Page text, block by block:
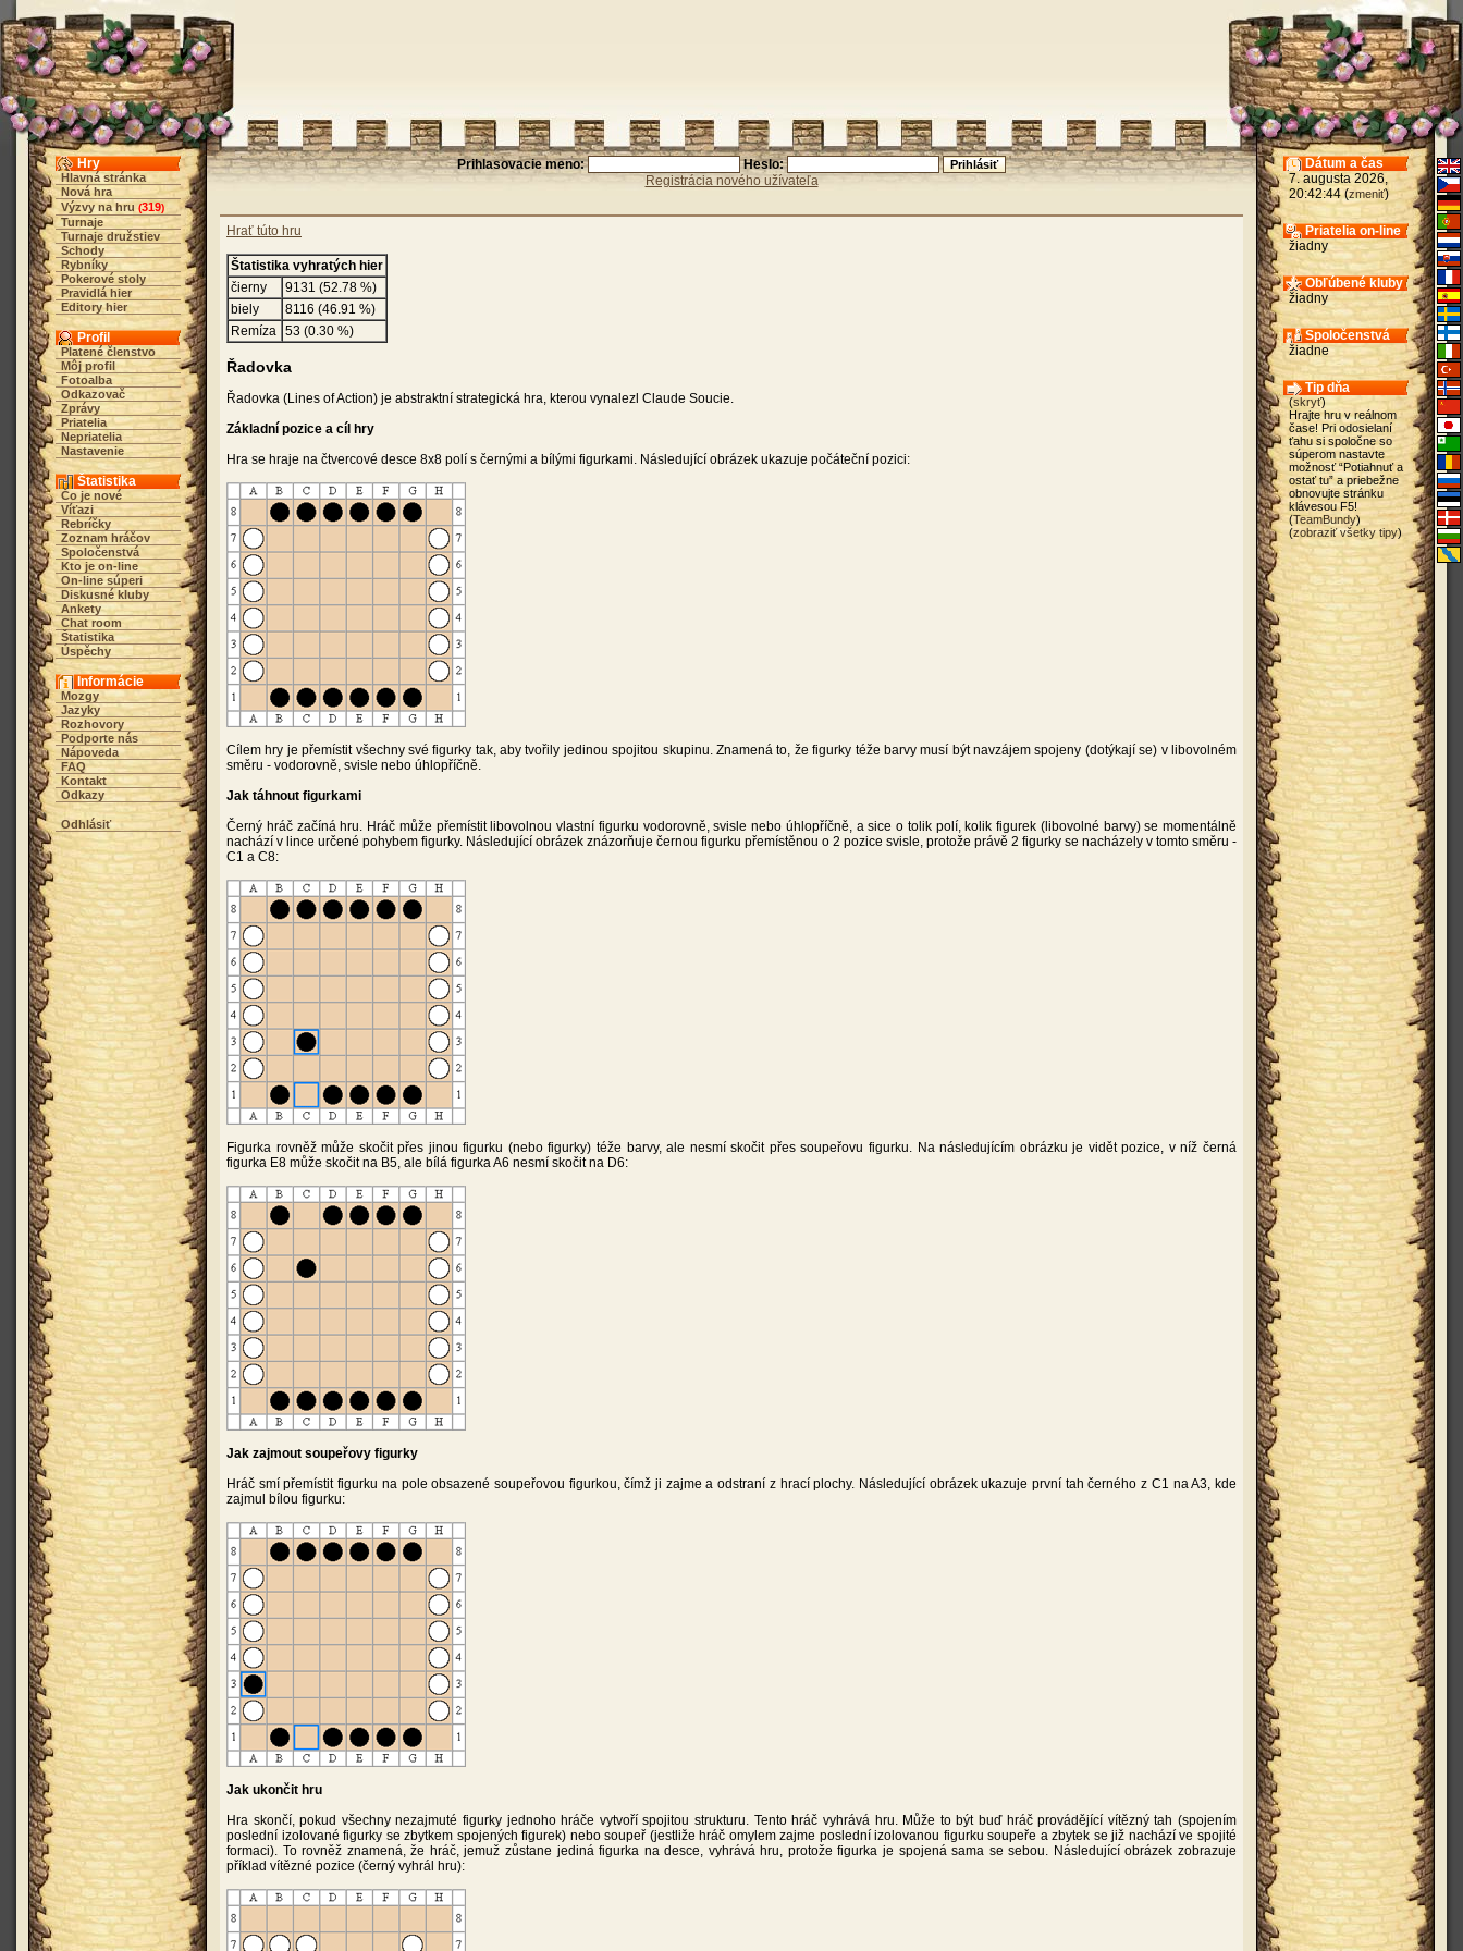
Hry
Hlavná stránka
Nová hra
Výzvy na hru (319)
Turnaje
Turnaje družstiev
Schody
Rybníky
Pokerové stoly
Pravidlá hier
Editory hier
Profil
Platené členstvo
Môj profil
Fotoalba
Odkazovač
Zprávy
Priatelia
Nepriatelia
Nastavenie
Štatistika
Čo je nové
Víťazi
Rebríčky
Zoznam hráčov
Spoločenstvá
Kto je on-line
On-line súperi
Diskusné kluby
Ankety
Chat room
Štatistika
Úspěchy
Informácie
Mozgy
Jazyky
Rozhovory
Podporte nás
Nápoveda
FAQ
Kontakt
Odkazy
Odhlásiť
Prihlasovacie meno:
Heslo:
Registrácia nového užívateľa
Hrať túto hru
Štatistika vyhratých hier
čierny
9131 (52.78 %)
biely
8116 (46.91 %)
Remíza 53 (0.30 %)
Řadovka
Řadovka (Lines of Action) je abstraktní strategická hra, kterou vynalezl Claude Soucie.
Základní pozice a cíl hry
Hra se hraje na čtvercové desce 8x8 polí s černými a bílými figurkami. Následující obrázek ukazuje počáteční pozici:
Cílem hry je přemístit všechny své figurky tak, aby tvořily jedinou spojitou skupinu. Znamená to, že figurky téže barvy musí být navzájem spojeny (dotýkají se) v libovolném
směru - vodorovně, svisle nebo úhlopříčně.
Jak táhnout figurkami
Černý hráč začíná hru. Hráč může přemístit libovolnou vlastní figurku vodorovně, svisle nebo úhlopříčně, a sice o tolik polí, kolik figurek (libovolné barvy) se momentálně
nachází v lince určené pohybem figurky. Následující obrázek znázorňuje černou figurku přemístěnou o 2 pozice svisle, protože právě 2 figurky se nacházely v tomto směru -
C1 a C8:
Figurka rovněž může skočit přes jinou figurku (nebo figurky) téže barvy, ale nesmí skočit přes soupeřovu figurku. Na následujícím obrázku je vidět pozice, v níž černá
figurka E8 může skočit na B5, ale bílá figurka A6 nesmí skočit na D6:
Jak zajmout soupeřovy figurky
Hráč smí přemístit figurku na pole obsazené soupeřovou figurkou, čímž ji zajme a odstraní z hrací plochy. Následující obrázek ukazuje první tah černého z C1 na A3, kde
zajmul bílou figurku:
Jak ukončit hru
Hra skončí, pokud všechny nezajmuté figurky jednoho hráče vytvoří spojitou strukturu. Tento hráč vyhrává hru. Může to být buď hráč provádějící vítězný tah (spojením
poslední izolované figurky se zbytkem spojených figurek) nebo soupeř (jestliže hráč omylem zajme poslední izolovanou figurku soupeře a zbytek se již nachází ve spojité
formaci). To rovněž znamená, že hráč, jemuž zůstane jediná figurka na desce, vyhrává hru, protože figurka je spojená sama se sebou. Následující obrázek zobrazuje
příklad vítězné pozice (černý vyhrál hru):
Dátum a čas
7. augusta 2026,
20:42:44 (zmeniť)
Priatelia on-line
žiadny
Obľúbené kluby
žiadny
Spoločenstvá
žiadne
Tip dňa
(skryť)
Hrajte hru v reálnom
čase! Pri odosielaní
ťahu si spoločne so
súperom nastavte
možnosť “Potiahnuť a
ostať tu” a priebežne
obnovujte stránku
klávesou F5!
(TeamBundy)
(zobraziť všetky tipy)